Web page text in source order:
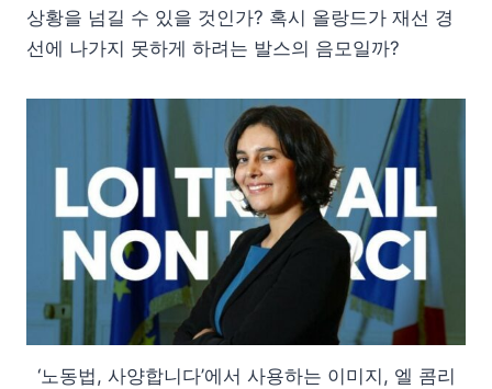
상황을 넘길 수 있을 것인가? 혹시 올랑드가 재선 경
선에 나가지 못하게 하려는 발스의 음모일까?
‘노동법, 사양합니다’에서 사용하는 이미지, 엘 콤리